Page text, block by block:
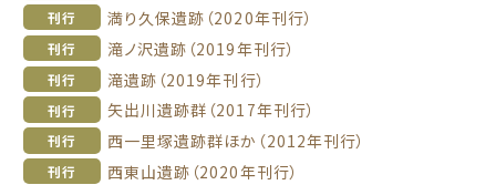
刊行 満り久保遺跡（2020年刊行）
刊行 滝ノ沢遺跡（2019年刊行）
刊行 滝遺跡（2019年刊行）
刊行 矢出川遺跡群（2017年刊行）
刊行 西一里塚遺跡群ほか（2012年刊行）
刊行 西東山遺跡（2020年刊行）